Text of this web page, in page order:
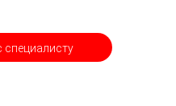
специалисту